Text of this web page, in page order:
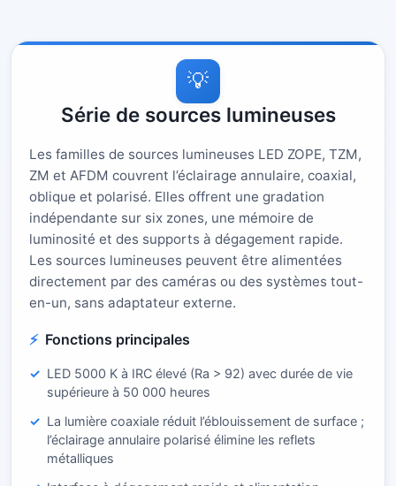
💡
Série de sources lumineuses
Les familles de sources lumineuses LED ZOPE, TZM,
ZM et AFDM couvrent l’éclairage annulaire, coaxial,
oblique et polarisé. Elles offrent une gradation
indépendante sur six zones, une mémoire de
luminosité et des supports à dégagement rapide.
Les sources lumineuses peuvent être alimentées
directement par des caméras ou des systèmes tout-
en-un, sans adaptateur externe.
Fonctions principales
LED 5000 K à IRC élevé (Ra > 92) avec durée de vie
supérieure à 50 000 heures
La lumière coaxiale réduit l’éblouissement de surface ;
l’éclairage annulaire polarisé élimine les reflets
métalliques